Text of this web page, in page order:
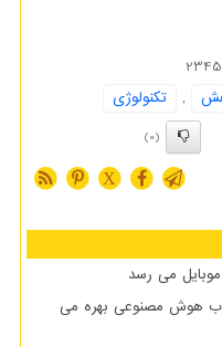
2345
,
تكنولوژی
(0)
X
موبایل می رسد
هوش مصنوعی بهره می